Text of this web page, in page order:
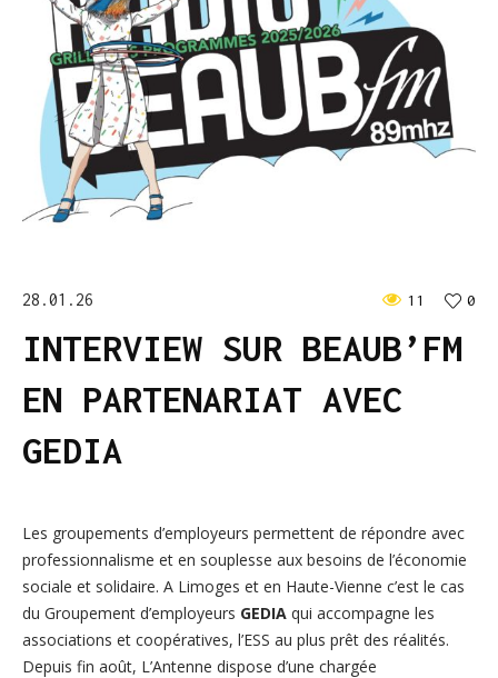
28.01.26 11 0
INTERVIEW SUR BEAUB’FM
EN PARTENARIAT AVEC
GEDIA
Les groupements d’employeurs permettent de répondre avec
professionnalisme et en souplesse aux besoins de l’économie
sociale et solidaire. A Limoges et en Haute-Vienne c’est le cas
du Groupement d’employeurs GEDIA qui accompagne les
associations et coopératives, l’ESS au plus prêt des réalités.
Depuis fin août, L’Antenne dispose d’une chargée